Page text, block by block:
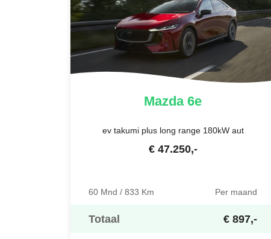
Mazda6e
ev takumi plus long range 180kW aut
€ 47.250,-
60 Mnd / 833 Km Per maand
Totaal € 897,-